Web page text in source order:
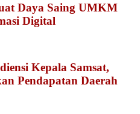
Daya Saing UMKM
Digital
Kepala Samsat,
Pendapatan Daerah